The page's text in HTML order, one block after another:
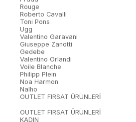
Rouge
Roberto Cavalli
Toni Pons
Ugg
Valentino Garavani
Giuseppe Zanotti
Gedebe
Valentino Orlandi
Voile Blanche
Philipp Plein
Noa Harmon
Nalho
OUTLET FIRSAT ÜRÜNLERİ
OUTLET FIRSAT ÜRÜNLERİ
KADIN